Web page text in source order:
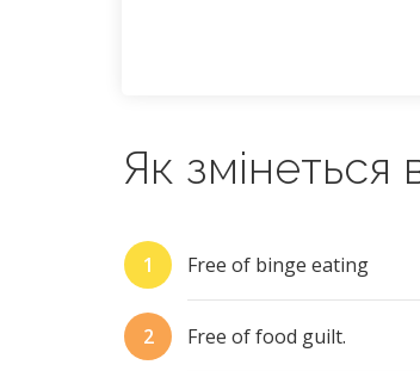
Як
Free of binge eating
Free of food guilt.